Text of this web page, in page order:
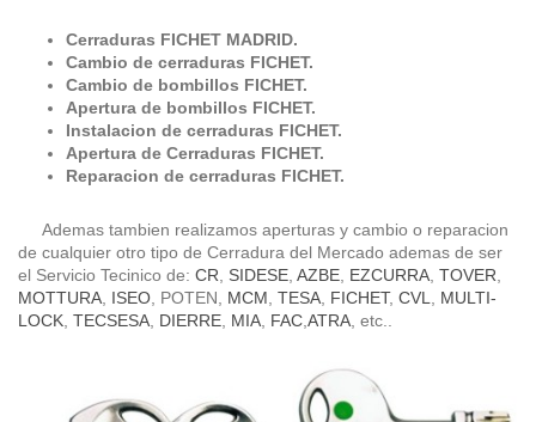
Cerraduras FICHET MADRID.
Cambio de cerraduras FICHET.
Cambio de bombillos FICHET.
Apertura de bombillos FICHET.
Instalacion de cerraduras FICHET.
Apertura de Cerraduras FICHET.
Reparacion de cerraduras FICHET.
Ademas tambien realizamos aperturas y cambio o reparacion
de cualquier otro tipo de Cerradura del Mercado ademas de ser
el Servicio Tecinico de: CR SIDESE AZBE EZCURRA TOVER
MOTTURA ISEO , POTEN, MCM TESA FICHET, CVL
MULTI-
LOCK TECSESA DIERRE MIA FAC ATRA , etc..